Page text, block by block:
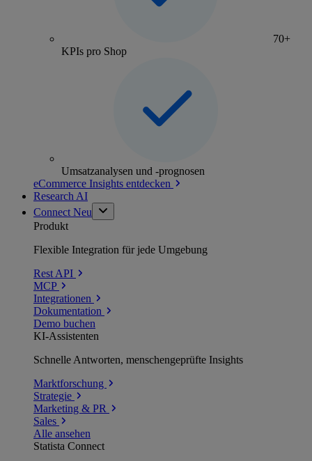
70+
KPIs pro Shop
Umsatzanalysen und -prognosen
eCommerce Insights entdecken
Research AI
Connect Neu
Produkt
Flexible Integration für jede Umgebung
Rest API
MCP
Integrationen
Dokumentation
Demo buchen
KI-Assistenten
Schnelle Antworten, menschengeprüfte Insights
Marktforschung
Strategie
Marketing & PR
Sales
Alle ansehen
Statista Connect